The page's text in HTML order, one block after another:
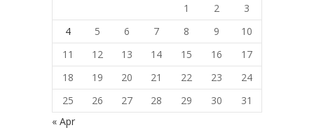
1
2
3
4
5 6 7 8 9
10
11
12 13 14 15 16
17
18
19 20 21 22 23
24
25
26 27 28 29 30
31
« Apr